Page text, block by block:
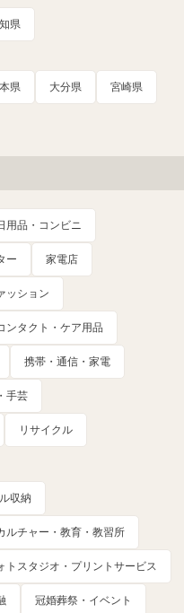
県
県 大分県 宮崎県
用品・コンビニ
ー 家電店
ッション
ンタクト・ケア用品
携帯・通信・家電
手芸
リサイクル
収納
ルチャー・教育・教習所
トスタジオ・プリントサービス
冠婚葬祭・イベント